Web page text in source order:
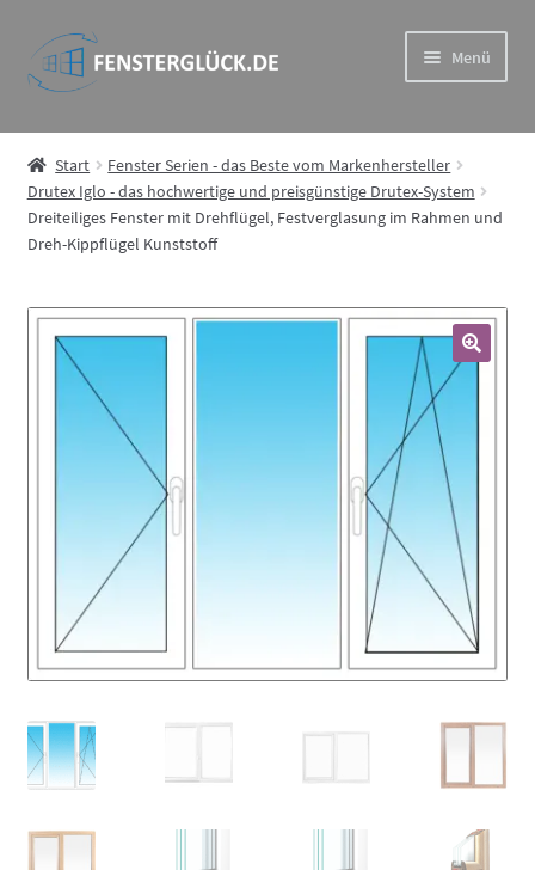
Zur
Navigation
Zum
Inhalt
Menü
Drutex Iglo – das hochwertige und preisgünstige Drutex-
System
Drutex MB – Eindrucksvoll und wiederstandsfähig im
Aluprof System
Drutex Softline – Holz Fenster in Spitzenqualität
Drutex Duoline – ideale Kombination aus Haltbarkeit und
Fensterbänke – passend zu jedem Fenster
Kontakt
Start
Fenster Serien - das Beste vom Markenhersteller
Drutex Iglo - das hochwertige und preisgünstige Drutex-System
Dreiteiliges Fenster mit Drehflügel, Festverglasung im Rahmen und
Dreh-Kippflügel Kunststoff